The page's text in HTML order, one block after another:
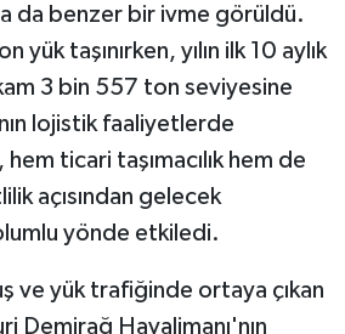
da benzer bir ivme görüldü.
yük taşınırken, yılın ilk 10 aylık
3 bin 557 ton seviyesine
lojistik faaliyetlerde
ticari taşımacılık hem de
açısından gelecek
yönde etkiledi.
ve yük trafiğinde ortaya çıkan
Demirağ Havalimanı'nın